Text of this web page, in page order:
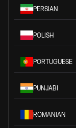
PERSIAN
POLISH
PORTUGUESE
PUNJABI
ROMANIAN